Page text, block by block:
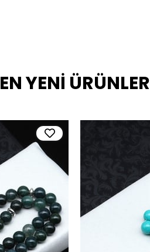
EN YENİ ÜRÜNLER